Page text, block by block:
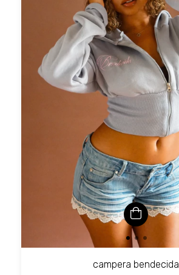
campera bendecida